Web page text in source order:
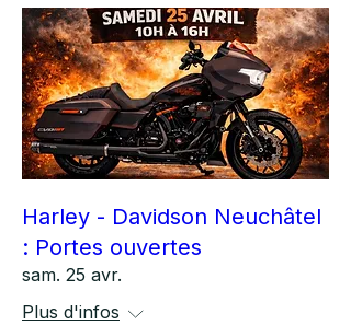
Harley - Davidson Neuchâtel
: Portes ouvertes
sam. 25 avr.
Plus d'infos